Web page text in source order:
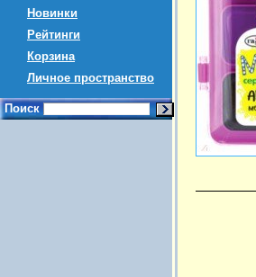
Новинки
Рейтинги
Корзина
Личное пространство
Поиск